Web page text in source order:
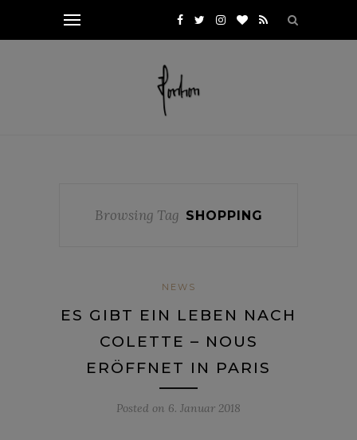
Browsing Tag SHOPPING
NEWS
ES GIBT EIN LEBEN NACH
COLETTE – NOUS
ERÖFFNET IN PARIS
Posted on 6. Januar 2018